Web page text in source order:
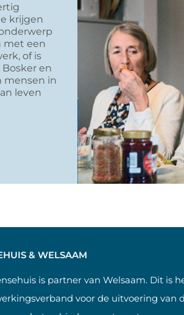
krijgen
met een
of is
en
mensen in
leven
& WELSAAM
is partner van Welsaam. Dit is
voor de uitvoering van